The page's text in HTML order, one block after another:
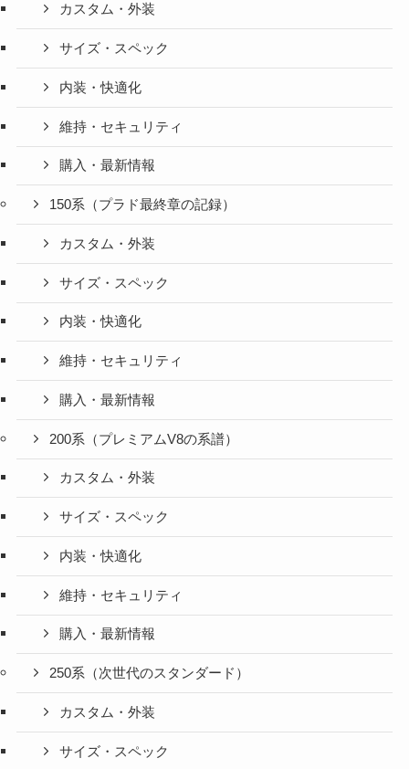
カスタム・外装
サイズ・スペック
内装・快適化
維持・セキュリティ
購入・最新情報
150系（プラド最終章の記録）
カスタム・外装
サイズ・スペック
内装・快適化
維持・セキュリティ
購入・最新情報
200系（プレミアムV8の系譜）
カスタム・外装
サイズ・スペック
内装・快適化
維持・セキュリティ
購入・最新情報
250系（次世代のスタンダード）
カスタム・外装
サイズ・スペック